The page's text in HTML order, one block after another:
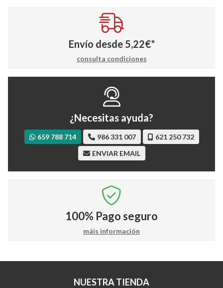
Envío desde 5,22€*
consulta condiciones
¿Necesitas ayuda?
659 788 714 986 331 007
621 250 732
ENVIAR EMAIL
100% Pago seguro
máis información
NUESTRA TIENDA